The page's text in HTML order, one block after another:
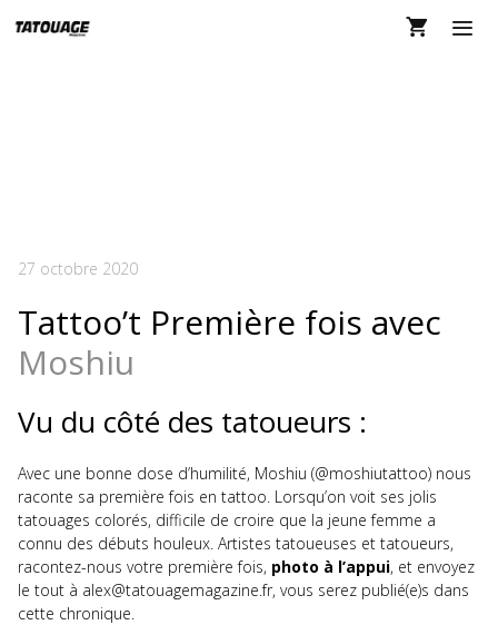
au
27 octobre 2020
Tattoo’t Première fois avec
Moshiu
Vu du côté des tatoueurs :
Avec une bonne dose d’humilité, Moshiu (@moshiutattoo) nous
raconte sa première fois en tattoo. Lorsqu’on voit ses jolis
tatouages colorés, difficile de croire que la jeune femme a
connu des débuts houleux. Artistes tatoueuses et tatoueurs,
racontez-nous votre première fois, photo à l’appui, et envoyez
le tout à alex@tatouagemagazine.fr, vous serez publié(e)s dans
cette chronique.